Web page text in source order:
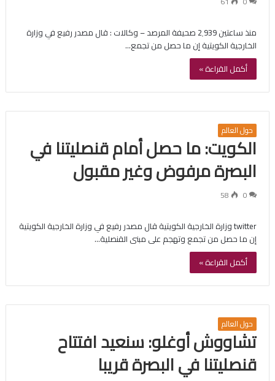
منذ ساعتين 2٬939 صحيفة المرصد – وكالات : قال مصدر رفيع في وزارة
الخارجية الكويتية إن ما حصل من تجمع…
أكمل القراءة »
حول العالم
الكويت: ما حصل أمام قنصليتنا في
البصرة مرفوض وغير مقبول
0
58
twitter وزارة الخارجية الكويتية قال مصدر رفيع في وزارة الخارجية الكويتية
إن ما حصل من تجمع وتهجم على مبنى القنصلية…
أكمل القراءة »
حول العالم
تشاووش أوغلو: سنعيد افتتاح
قنصليتنا في البصرة قريبا